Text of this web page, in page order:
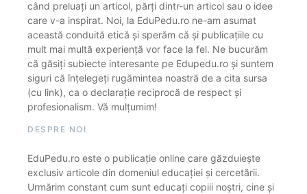
când preluați un articol, părți dintr-un articol sau o idee
care v-a inspirat. Noi, la EduPedu.ro ne-am asumat
această conduită etică și sperăm că și publicațiile cu
mult mai multă experiență vor face la fel. Ne bucurăm
că găsiți subiecte interesante pe Edupedu.ro și suntem
siguri că înțelegeți rugămintea noastră de a cita sursa
(cu link), ca o declarație reciprocă de respect și
profesionalism. Vă mulțumim!
DESPRE NOI
EduPedu.ro este o publicație online care găzduiește
exclusiv articole din domeniul educației și cercetării.
Urmărim constant cum sunt educați copiii noștri, cine și